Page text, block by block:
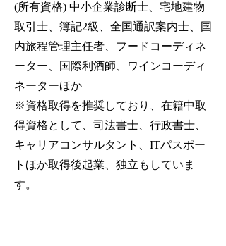
(所有資格) 中小企業診断士、宅地建物
取引士、簿記2級、全国通訳案内士、
国
内旅程管理主任者、 フードコーディネ
ーター、国際利酒師、ワインコーディ
ネーターほか
※資格取得を推奨しており、在籍中取
得資格として、司法書士、行政書士、
キャリアコンサルタント、ITパスポー
ト ほか取得後起業、独立もしていま
す。